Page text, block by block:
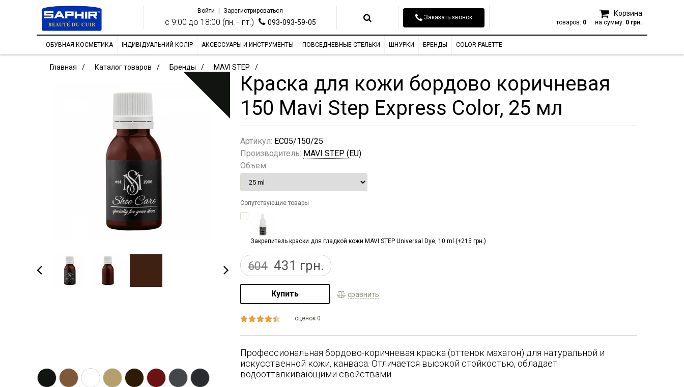
Войти Зарегистрироваться
с 9:00 до 18:00 (пн. - пт.) 093-093-59-05
Заказать звонок
Корзина
товаров: 0 на сумму: 0 грн.
ОБУВНАЯ КОСМЕТИКА ІНДИВІДУАЛЬНИЙ КОЛІР АКСЕССУАРЫ И ИНСТРУМЕНТЫ ПОВСЕДНЕВНЫЕ СТЕЛЬКИ ШНУРКИ БРЕНДЫ COLOR PALETTE
Главная Каталог товаров Бренды MAVI STEP
Краска для кожи бордово коричневая
150 Mavi Step Express Color, 25 мл
Артикул: EC05/150/25
Производитель: MAVI STEP (EU)
Объем
Сопутствующие товары
Закрепитель краски для гладкой кожи MAVI STEP Universal Dye, 10 ml (+215 грн.)
604 431 грн.
Купить сравнить
оценок 0
Профессиональная бордово-коричневая краска (оттенок махагон) для натуральной и
искусственной кожи, канваса. Отличается высокой стойкостью, обладает
водоотталкивающими свойствами.